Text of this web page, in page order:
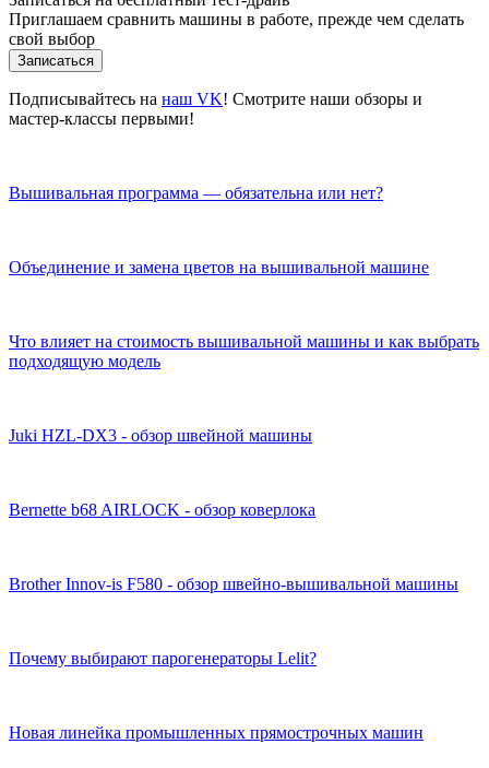
Приглашаем сравнить машины в работе, прежде чем сделать
свой выбор
Записаться
Подписывайтесь на наш VK! Смотрите наши обзоры и
мастер-классы первыми!
Вышивальная программа — обязательна или нет?
Объединение и замена цветов на вышивальной машине
Что влияет на стоимость вышивальной машины и как выбрать
подходящую модель
Juki HZL-DX3 - обзор швейной машины
Bernette b68 AIRLOCK - обзор коверлока
Brother Innov-is F580 - обзор швейно-вышивальной машины
Почему выбирают парогенераторы Lelit?
Новая линейка промышленных прямострочных машин